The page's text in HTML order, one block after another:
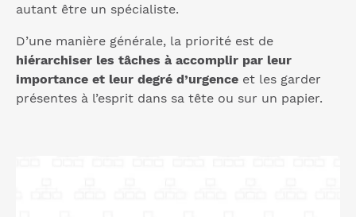
autant être un spécialiste.
D’une manière générale, la priorité est de
hiérarchiser les tâches à accomplir par leur
importance et leur degré d’urgence et les garder
présentes à l’esprit dans sa tête ou sur un papier.